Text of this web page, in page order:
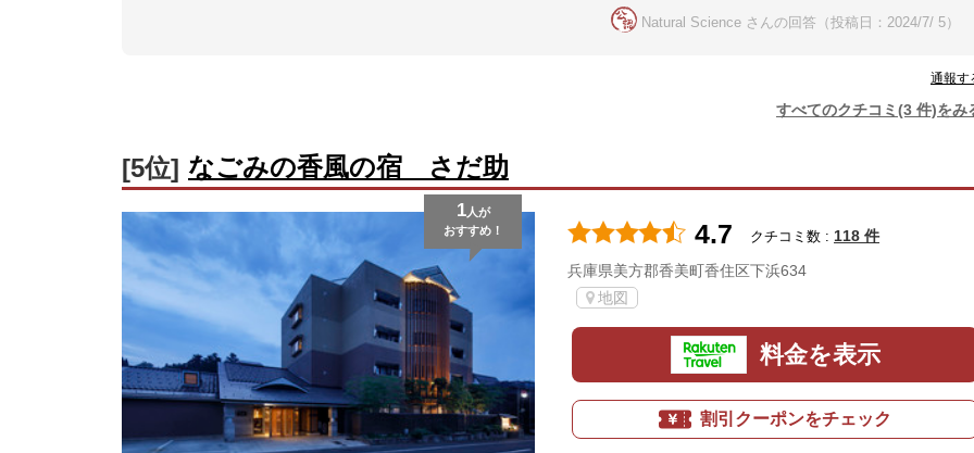
Natural Science さんの回答（投稿日：2024/7/ 5）
通報す
すべてのクチコミ(3 件)をみ
[5位] なごみの香風の宿 さだ助
1人が
おすすめ！
4.7 クチコミ数 : 118 件
兵庫県美方郡香美町香住区下浜634
地図
料金を表示
割引クーポンをチェック